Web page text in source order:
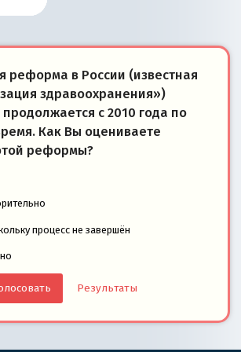
реформа в России (известная
здравоохранения»)
с 2010 года по
Как Вы оцениваете
реформы?
процесс не завершён
Результаты